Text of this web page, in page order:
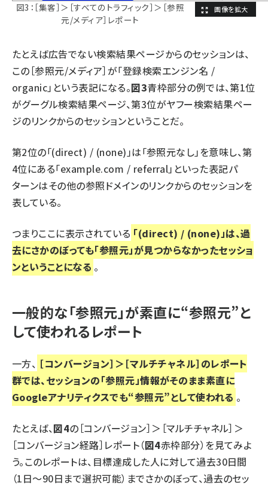
図3：［集客］＞［すべてのトラフィック］＞［参照
元/メディア］レポート
たとえば広告でない検索結果ページからのセッションは、
この［参照元/メディア］が「登録検索エンジン名 /
organic」という表記になる。図3青枠部分の例では、第1位
がグーグル検索結果ページ、第3位がヤフー検索結果ペー
ジのリンクからのセッションということだ。
第2位の「(direct) / (none)」は「参照元なし」を意味し、第
4位にある「example.com / referral」といった表記パ
ターンはその他の参照ドメインのリンクからのセッションを
表している。
つまりここに表示されている 「(direct) / (none)」は、過
去にさかのぼっても「参照元」が見つからなかったセッショ
ンということになる 。
一般的な「参照元」が素直に“参照元”と
して使われるレポート
一方、 ［コンバージョン］＞［マルチチャネル］のレポート
群では、セッションの「参照元」情報がそのまま素直に
Googleアナリティクスでも“参照元”として使われる 。
たとえば、図4の［コンバージョン］＞［マルチチャネル］＞
［コンバージョン経路］レポート（図4赤枠部分）を見てみよ
う。このレポートは、目標達成した人に対して過去30日間
（1日～90日まで選択可能）までさかのぼって、過去のセッ